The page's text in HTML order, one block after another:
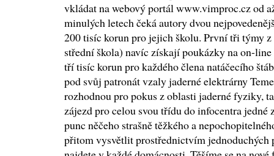
vkládat na webový portál www.vimproc.cz od
minulých letech čeká autory dvou
200 tisíc korun pro jejich školu. První tři týmy
střední škola) navíc získají poukázky na on-
tří tisíc korun pro každého člena natáčecího
pod svůj patronát vzaly jaderné elektrárny
rozhodnou pro pokus z oblasti jaderné fyziky,
zájezd pro celou svou třídu do infocentra jedné
punc něčeho strašně těžkého a
přitom vysvětlit prostřednictvím jednoduchých